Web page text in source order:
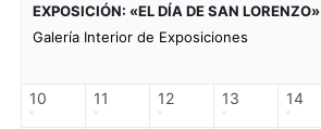
EXPOSICIÓN: «EL DÍA DE SAN LORENZO»
Galería Interior de Exposiciones
10 11 12 13 14